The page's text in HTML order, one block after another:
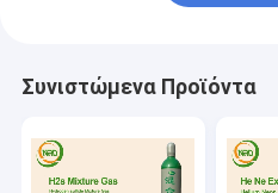
Συνιστώμενα Προϊόντα